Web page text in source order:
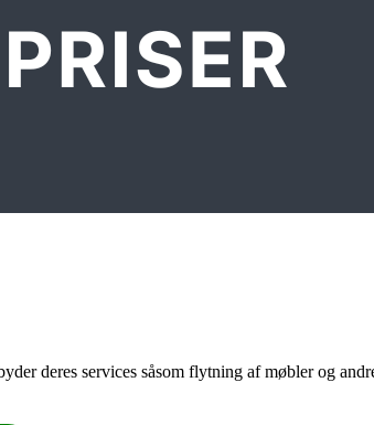
deres services såsom flytning af møbler og